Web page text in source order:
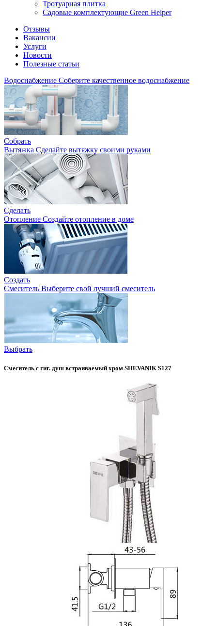
Тротуарная плитка
Садовые комплектующие Green Helper
Отзывы
Вакансии
Услуги
Новости
Полезные статьи
Водоснабжение Соберите качественное водоснабжение
Собрать
Вытяжка Сделайте вытяжку своими руками
Сделать
Отопление Создайте отопление в доме
Создать
Смеситель Выберите свой лучший смеситель
Выбрать
Смеситель с гиг. душ встраиваемый хром SHEVANIK S127